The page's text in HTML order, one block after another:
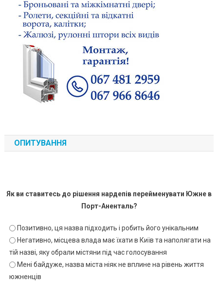
ОПИТУВАННЯ
Як ви ставитесь до рішення нардепів перейменувати Южне в
Порт-Аненталь?
Позитивно, ця назва підходить і робить його унікальним
Негативно, місцева влада має їхати в Київ та наполягати на
тій назві, яку обрали містяни під час голосування
Мені байдуже, назва міста ніяк не вплине на рівень життя
южненців